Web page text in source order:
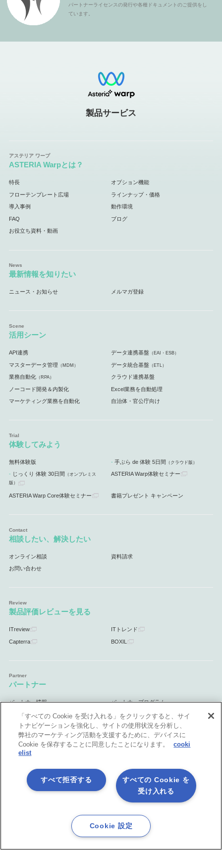
パートナーライセンスの発行や各種ドキュメントのご提供をし
ています。
製品サービス
ASTERIA Warpとは？
特長 オプション機能
フローテンプレート広場 ラインナップ・価格
導入事例 動作環境
FAQ ブログ
お役立ち資料・動画
最新情報を知りたい
ニュース・お知らせ メルマガ登録
活用シーン
API連携 データ連携基盤 （EAI・ESB）
マスターデータ管理 （MDM） データ統合基盤 （ETL）
業務自動化（RPA） クラウド連携基盤
ノーコード開発＆内製化 Excel業務を自動処理
マーケティング業務を自動化 自治体・官公庁向け
体験してみよう
無料体験版 手ぶら de 体験 5日間 （クラウド版）
じっくり 体験 30日間 （オンプレミス
版）
ASTERIA Warp体験セミナー
ASTERIA Warp Core体験セミナー 書籍プレゼント キャンペーン
相談したい、解決したい
オンライン相談 資料請求
お問い合わせ
製品評価レビューを見る
ITreview ITトレンド
Capterra BOXIL
パートナー
パートナー情報 パートナープログラム
パートナー制度へのお問合せ
サポート
サポート情報
製品共通利用規約 各社商標について
「すべての Cookie を受け入れる」をクリックすると、サイ
トナビゲーションを強化し、サイトの使用状況を分析し、
弊社のマーケティング活動を支援するために、デバイスに
Cookie を保存することに同意したことになります。
cooki
elist
すべての Cookie を
受け入れる
すべて拒否する
Cookie 設定